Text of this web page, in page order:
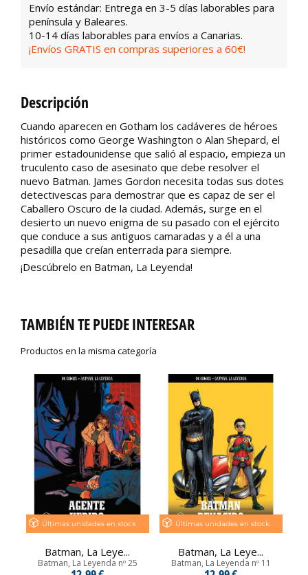
Envío estándar: Entrega en 3-5 días laborables para
península y Baleares.
10-14 días laborables para envíos a Canarias.
¡Envíos GRATIS en compras superiores a 60€!
Descripción
Cuando aparecen en Gotham los cadáveres de héroes
históricos como George Washington o Alan Shepard, el
primer estadounidense que salió al espacio, empieza un
truculento caso de asesinato que debe resolver el
nuevo Batman. James Gordon necesita todas sus dotes
detectivescas para demostrar que es capaz de ser el
Caballero Oscuro de la ciudad. Además, surge en el
desierto un nuevo enigma de su pasado con el ejército
que conduce a sus antiguos camaradas y a él a una
pesadilla que creían enterrada para siempre.
¡Descúbrelo en Batman, La Leyenda!
TAMBIÉN TE PUEDE INTERESAR
Productos en la misma categoría
Últimas unidades en stock
Batman, La Leye...
Batman, La Leyenda nº 25
Últimas unidades en stock
Batman, La Leye...
Batman, La Leyenda nº 11